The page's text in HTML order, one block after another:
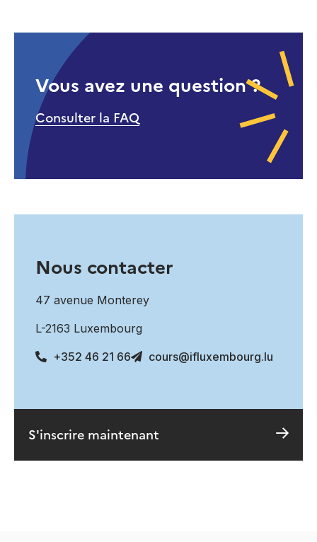
Vous avez une question ?
Consulter la FAQ
Nous contacter
47 avenue Monterey
L-2163 Luxembourg
+352 46 21 66
cours@ifluxembourg.lu
S'inscrire maintenant